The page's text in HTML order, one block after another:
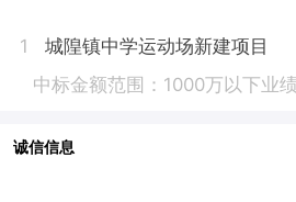
1
城隍镇中学运动场新建项目
中标金额范围：1000万以下业
诚信信息